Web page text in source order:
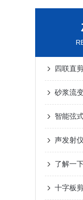
四联直
声发射
了解一
十字板